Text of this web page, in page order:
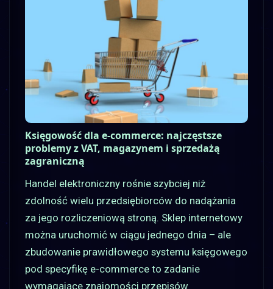
Księgowość dla e-commerce: najczęstsze
problemy z VAT, magazynem i sprzedażą
zagraniczną
Handel elektroniczny rośnie szybciej niż
zdolność wielu przedsiębiorców do nadążania
za jego rozliczeniową stroną. Sklep internetowy
można uruchomić w ciągu jednego dnia – ale
zbudowanie prawidłowego systemu księgowego
pod specyfikę e-commerce to zadanie
wymagające znajomości przepisów